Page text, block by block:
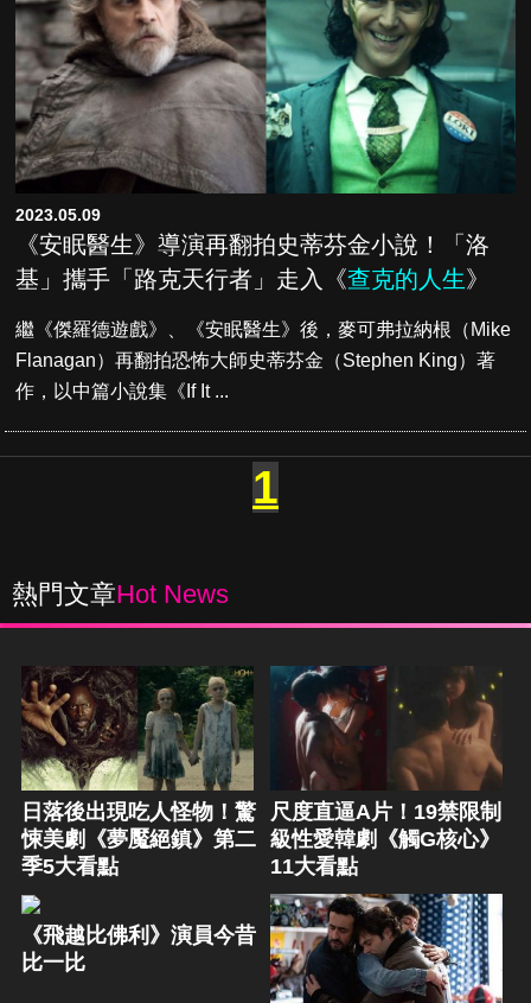
2023.05.09
《安眠醫生》導演再翻拍史蒂芬金小說！「洛
基」攜手「路克天行者」走入《查克的人生》
繼《傑羅德遊戲》、《安眠醫生》後，麥可弗拉納根（Mike
Flanagan）再翻拍恐怖大師史蒂芬金（Stephen King）著
作，以中篇小說集《If It ...
1
熱門文章Hot News
日落後出現吃人怪物！驚
悚美劇《夢魘絕鎮》第二
季5大看點
尺度直逼A片！19禁限制
級性愛韓劇《觸G核心》
11大看點
《飛越比佛利》演員今昔
比一比